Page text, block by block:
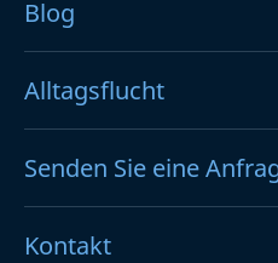
Blog
Alltagsflucht
Senden Sie eine
Kontakt